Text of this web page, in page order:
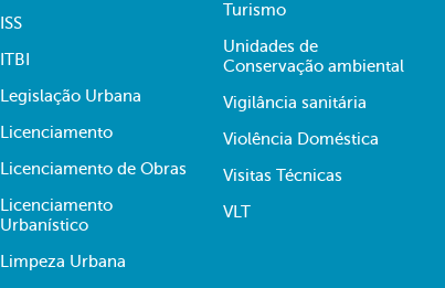
ISS
ITBI
Legislação Urbana
Licenciamento
Licenciamento de Obras
Licenciamento
Urbanístico
Limpeza Urbana
Turismo
Unidades de
Conservação ambiental
Vigilância sanitária
Violência Doméstica
Visitas Técnicas
VLT